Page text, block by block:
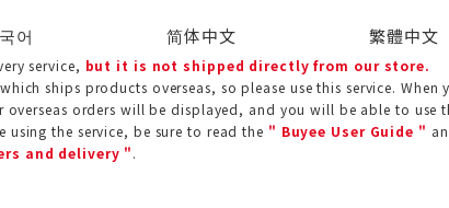
service, but it is not shipped directly from our store.
ships products overseas, so please use this service. When
overseas orders will be displayed, and you will be able to use
the service, be sure to read the " Buyee User Guide "
and delivery ".
어 简体中文 繁體中文